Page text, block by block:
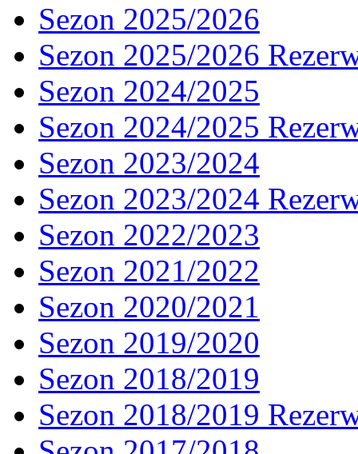
Sezon 2025/2026
Sezon 2025/2026
Sezon 2024/2025
Sezon 2024/2025
Sezon 2023/2024
Sezon 2023/2024
Sezon 2022/2023
Sezon 2021/2022
Sezon 2020/2021
Sezon 2019/2020
Sezon 2018/2019
Sezon 2018/2019